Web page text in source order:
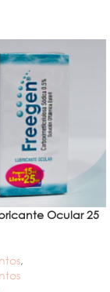
Ocular 25
,